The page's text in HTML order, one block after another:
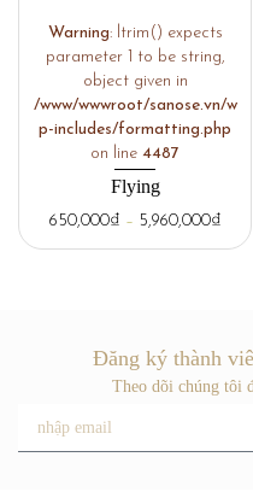
Warning: ltrim() expects
parameter 1 to be string,
object given in
/www/wwwroot/sanose.vn/w
p-includes/formatting.php
on line 4487
Flying
650,000₫ – 5,960,000₫
Đăng ký thành
Theo dõi chúng tôi